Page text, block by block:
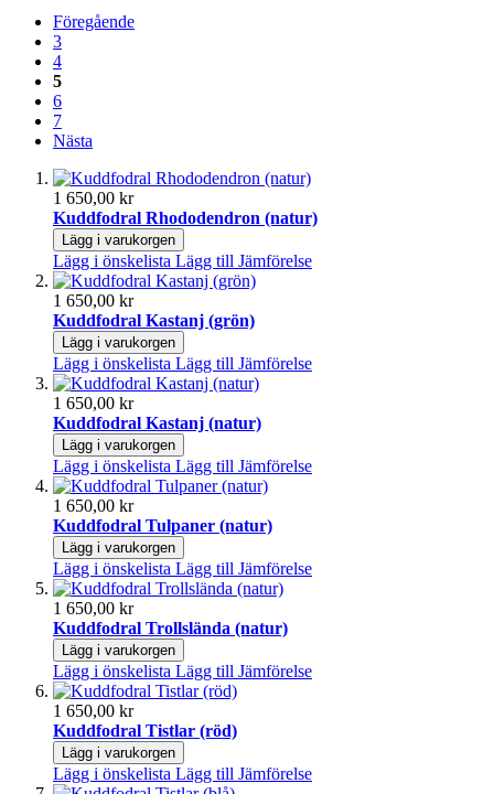
Föregående
3
4
5
6
7
Nästa
1 650,00 kr
Kuddfodral Rhododendron (natur)
Lägg i varukorgen
Lägg i önskelista Lägg till Jämförelse
1 650,00 kr
Kuddfodral Kastanj (grön)
Lägg i varukorgen
Lägg i önskelista Lägg till Jämförelse
1 650,00 kr
Kuddfodral Kastanj (natur)
Lägg i varukorgen
Lägg i önskelista Lägg till Jämförelse
1 650,00 kr
Kuddfodral Tulpaner (natur)
Lägg i varukorgen
Lägg i önskelista Lägg till Jämförelse
1 650,00 kr
Kuddfodral Trollslända (natur)
Lägg i varukorgen
Lägg i önskelista Lägg till Jämförelse
1 650,00 kr
Kuddfodral Tistlar (röd)
Lägg i varukorgen
Lägg i önskelista Lägg till Jämförelse